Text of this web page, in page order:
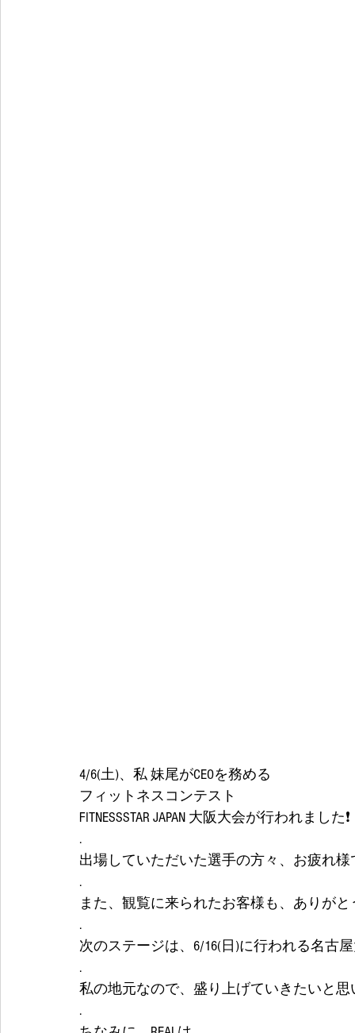
4/6(土)、私 妹尾がCEOを務める
フィットネスコンテスト
FITNESSSTAR JAPAN 大阪大会が行われました❗
.
出場していただいた選手の方々、お疲れ様
.
また、観覧に来られたお客様も、ありがと
.
次のステージは、6/16(日)に行われる名古
.
私の地元なので、盛り上げていきたいと思
.